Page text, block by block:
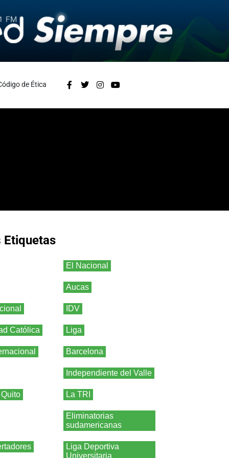
de Ética
Etiquetas
El Nacional
Aucas
IDV
Católica Liga
Barcelona
Independiente del Valle
La TRI
Eliminatorias
sudamericanas
Liga Deportiva
Universitaria